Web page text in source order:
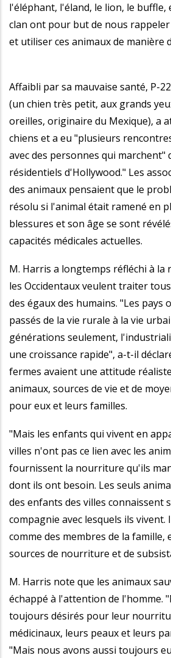
l'éléphant, l'éland, le lion, le buffle,
clan ont pour but de nous
et utiliser ces animaux de manière
Affaibli par sa mauvaise santé, P-
(un chien très petit, aux grands
oreilles, originaire du Mexique), a
chiens et a eu "plusieurs
avec des personnes qui marchent"
résidentiels d'Hollywood." Les
des animaux pensaient que le
résolu si l'animal était ramené en
blessures et son âge se sont
capacités médicales actuelles.
M. Harris a longtemps réfléchi à la
les Occidentaux veulent traiter
des égaux des humains. "Les pays
passés de la vie rurale à la vie
générations seulement,
une croissance rapide", a-t-il
fermes avaient une attitude
animaux, sources de vie et de
pour eux et leurs familles.
"Mais les enfants qui vivent en
villes n'ont pas ce lien avec les
fournissent la nourriture qu'ils
dont ils ont besoin. Les seuls
des enfants des villes connaissent
compagnie avec lesquels ils vivent.
comme des membres de la famille,
sources de nourriture et de
M. Harris note que les animaux
échappé à l'attention de l'homme.
toujours désirés pour leur
médicinaux, leurs peaux et leurs
"Mais nous avons aussi toujours